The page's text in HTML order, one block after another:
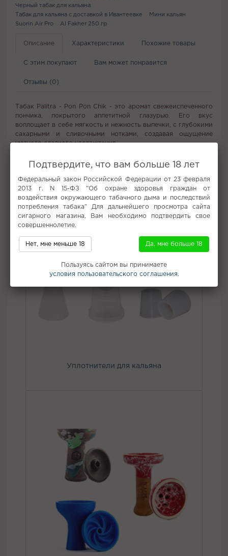
Черный табак для кальяна
Табак для кальяна с доставкой в Ивантеевке
Мини кальян
Suorin Air Pro
Al Fakher 250 гр
Описание Характеристики Похожие товары
С этим покупают Вам может понравится
Отзывы (0)
Табак Palitra - Pon Pon Chik - это аромат свежеиспеченного
пончика, покрытого аппетитной глазурью. Его вкус
воплощает в себе мягкость и нежность выпечки, с глубокими
сахарными и сливочными нотками, создавая ощущение
уютного сладкого наслаждения.
Не забудьте купить
Уплотнители для кальяна
Подтвердите, что вам больше 18 лет
Федеральный закон Российской Федерации от 23 февраля
2013 г. N 15-ФЗ "Об охране здоровья граждан от
воздействия окружающего табачного дыма и последствий
потребления табака" Для дальнейшего просмотра сайта
сигарного магазина, Вам необходимо подтвердить свое
совершеннолетие.
Нет, мне меньше 18 Да, мне больше 18
Пользуясь сайтом вы принимаете
условия пользовательского соглашения.